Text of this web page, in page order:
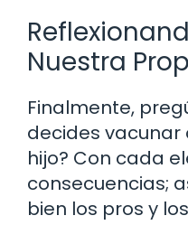
Nuestra
Finalmente,
decides vacunar
hijo? Con cada
consecuencias;
bien los pros y